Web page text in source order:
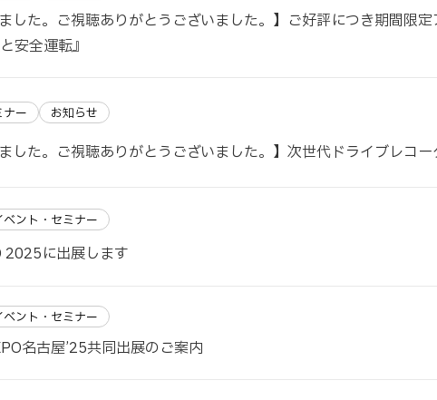
した。ご視聴ありがとうございました。】ご好評につき期間限
安全運転』
ー お知らせ
した。ご視聴ありがとうございました。】次世代ドライブレコ
ベント・セミナー
2025に出展します
ベント・セミナー
名古屋’25共同出展のご案内